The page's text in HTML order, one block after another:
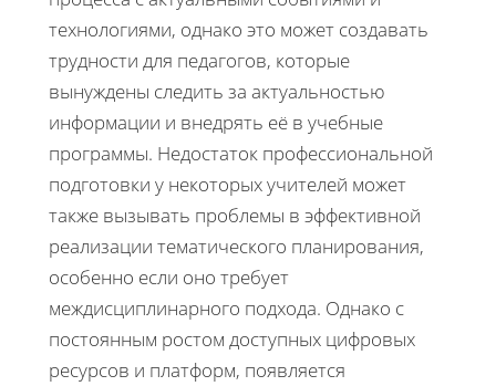
технологиями, однако это может создавать
трудности для педагогов, которые
вынуждены следить за актуальностью
информации и внедрять её в учебные
программы. Недостаток профессиональной
подготовки у некоторых учителей может
также вызывать проблемы в эффективной
реализации тематического планирования,
особенно если оно требует
междисциплинарного подхода. Однако с
постоянным ростом доступных цифровых
ресурсов и платформ, появляется